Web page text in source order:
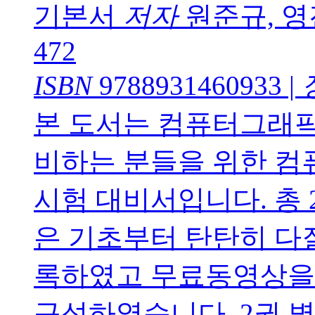
기본서 저자원준규, 영
472
ISBN9788931460933 |
본 도서는 컴퓨터그래
비하는 분들을 위한
시험 대비서입니다. 총
은 기초부터 탄탄히 다
록하였고 무료동영상